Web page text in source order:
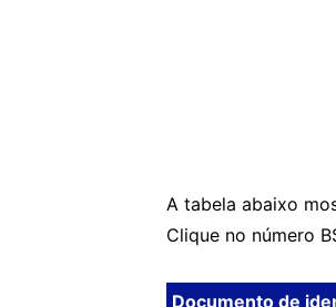
A tabela abaixo
Clique no número
Documento de